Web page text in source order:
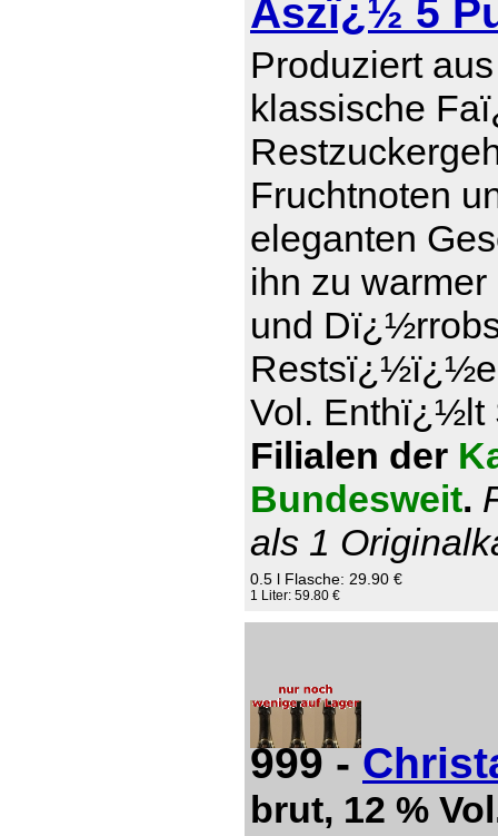
Aszï¿½ 5
Produziert
klassische
Fruchtnoten
eleganten
ihn zu
und
Restsï¿½ï¿½e
Vol. Enthï¿½lt
Filialen der
Bundesweit.
als 1
0.5 l Flasche: 29.90 €
1 Liter: 59.80 €
999 -
brut, 12 %